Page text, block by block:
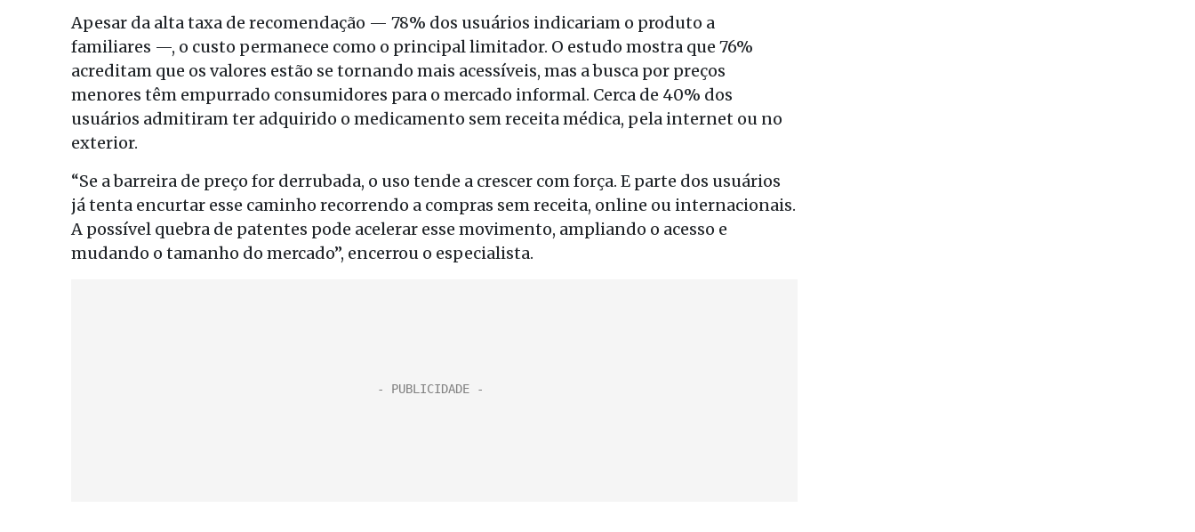
Apesar da alta taxa de recomendação — 78% dos usuários indicariam o produto a
familiares —, o custo permanece como o principal limitador. O estudo mostra que 76%
acreditam que os valores estão se tornando mais acessíveis, mas a busca por preços
menores têm empurrado consumidores para o mercado informal. Cerca de 40% dos
usuários admitiram ter adquirido o medicamento sem receita médica, pela internet ou no
exterior.
“Se a barreira de preço for derrubada, o uso tende a crescer com força. E parte dos usuários
já tenta encurtar esse caminho recorrendo a compras sem receita, online ou internacionais.
A possível quebra de patentes pode acelerar esse movimento, ampliando o acesso e
mudando o tamanho do mercado”, encerrou o especialista.